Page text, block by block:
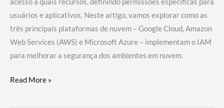
acesso a quais recursos, definindo permissões específicas para
usuários e aplicativos. Neste artigo, vamos explorar como as
três principais plataformas de nuvem – Google Cloud, Amazon
Web Services (AWS) e Microsoft Azure – implementam o IAM
para melhorar a segurança dos ambientes em nuvem.
Gerenciamento
Read More »